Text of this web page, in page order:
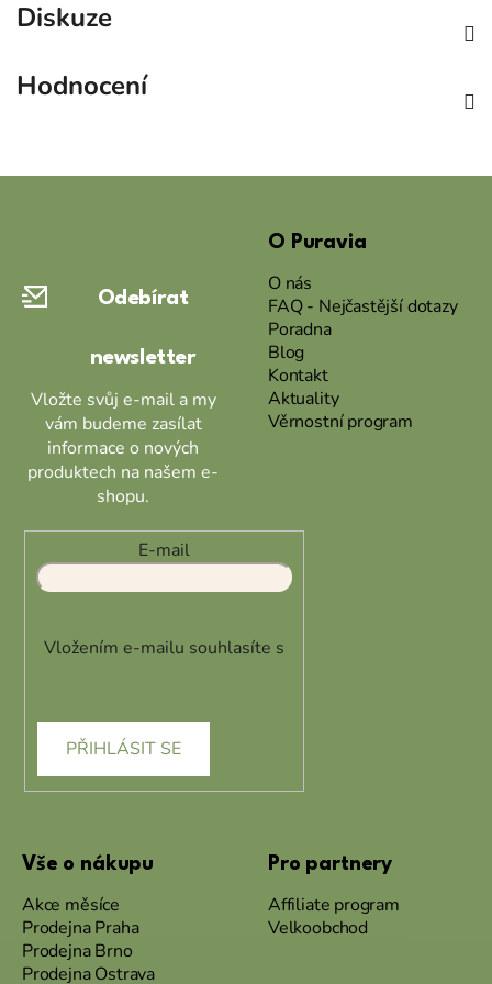
Diskuze
Hodnocení
Odebírat
newsletter
Vložte svůj e-mail a my
vám budeme zasílat
informace o nových
produktech na našem e-
shopu.
E-mail
Vložením e-mailu souhlasíte s
PŘIHLÁSIT SE
O Puravia
O nás
FAQ - Nejčastější dotazy
Poradna
Blog
Kontakt
Aktuality
Věrnostní program
Vše o nákupu
Akce měsíce
Prodejna Praha
Prodejna Brno
Prodejna Ostrava
Pro partnery
Affiliate program
Velkoobchod